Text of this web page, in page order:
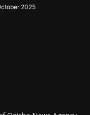
2025